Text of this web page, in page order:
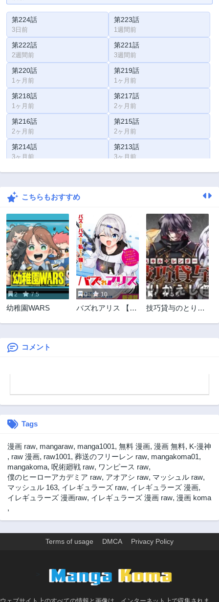
第224話
3日前
第223話
1週間前
第222話
2週間前
第221話
3週間前
第220話
1ヶ月前
第219話
1ヶ月前
第218話
1ヶ月前
第217話
2ヶ月前
第216話
2ヶ月前
第215話
2ヶ月前
第214話
3ヶ月前
第213話
3ヶ月前
第212話 第211話
第210話
第208話
4ヶ月前
第207話
5ヶ月前
第206話
5ヶ月前
第205話
5ヶ月前
第204話
5ヶ月前
第203話
6ヶ月前
第202話
6ヶ月前
第201話
6ヶ月前
第200話 第199話
第198話
第192話
第190話
9ヶ月前
第189話
10ヶ月前
第188話
10ヶ月前
第187話
10ヶ月前
第186話 第185話
11ヶ月前
第179話
こちらもおすすめ
2 7.5
幼稚園WARS
0 10
バズれアリス 【追
ャ)が力になるので
1 5.8
技巧貸与のとりか
～
コメント
Tags
漫画 raw, mangaraw, manga1001, 無料 漫画, 漫画 無料, K-漫神
, raw 漫画, raw1001, 葬送のフリーレン raw, mangakoma01,
mangakoma, 呪術廻戦 raw, ワンピース raw,
僕のヒーローアカデミア raw, アオアシ raw, マッシュル raw,
マッシュル 163, イレギュラーズ raw, イレギュラーズ 漫画,
イレギュラーズ 漫画raw, イレギュラーズ 漫画 raw, 漫画 koma
,
Terms of usage DMCA Privacy Policy